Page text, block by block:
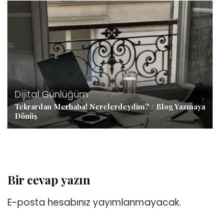
Dijital Günlüğüm
Tekrardan Merhaba! Nerelerdeydim? / Blog Yazmaya
Dönüş
Bir cevap yazın
E-posta hesabınız yayımlanmayacak.